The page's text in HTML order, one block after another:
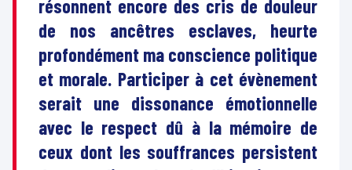
résonnent encore des cris de douleur
de nos ancêtres esclaves, heurte
profondément ma conscience politique
et morale. Participer à cet évènement
serait une dissonance émotionnelle
avec le respect dû à la mémoire de
ceux dont les souffrances persistent